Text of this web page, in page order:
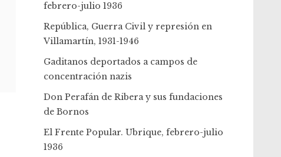
febrero-julio 1936
República, Guerra Civil y represión en
Villamartín, 1931-1946
Gaditanos deportados a campos de
concentración nazis
Don Perafán de Ribera y sus fundaciones
de Bornos
El Frente Popular. Ubrique, febrero-julio
1936